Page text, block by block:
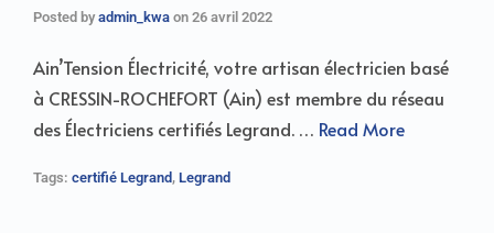
Posted byadmin_kwa on 26 avril 2022
Ain’Tension Électricité, votre artisan électricien basé
à CRESSIN-ROCHEFORT (Ain) est membre du réseau
des Électriciens certifiés Legrand. … Read More
Tags: certifié Legrand , Legrand